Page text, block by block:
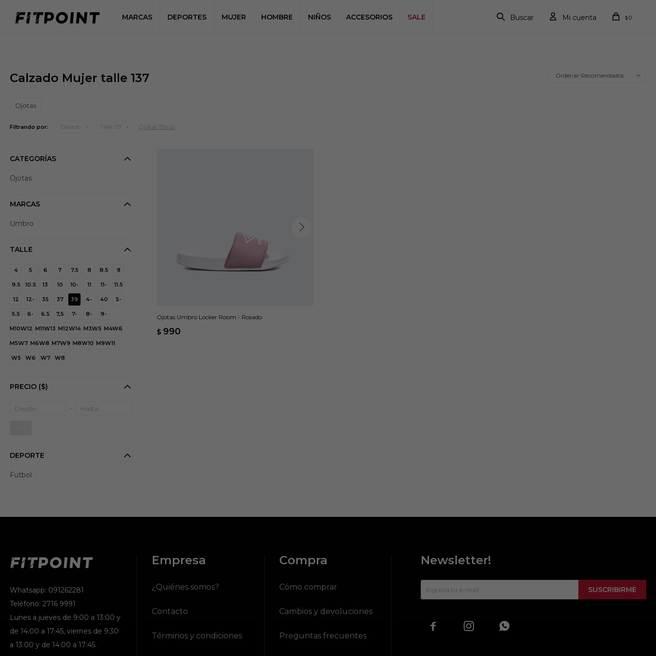
MARCAS DEPORTES MUJER HOMBRE NIÑOS ACCESORIOS SALE $0
Calzado Mujer talle 137 Recomendados
Ojotas
Filtrando por: Calzado Talle 137 Quitar filtros
Ojotas Umbro Locker Room - Rosado
$ 990
CATEGORÍAS
Ojotas
MARCAS
Umbro
TALLE
4 5 6 7 7.5 8 8.5 9
9.5 10.5 13 10 10- 11 11- 11.5
12 12- 35 37 39 4- 40 5-
5.5 6- 6.5 7,5 7- 8- 9-
M10W12 M11W13 M12W14 M3W5 M4W6
M5W7 M6W8 M7W9 M8W10 M9W11
W5 W6 W7 W8
PRECIO ($)
DEPORTE
Futbol
Whatsapp: 091262281
Teléfono: 2716 9991
Lunes a jueves de 9:00 a 13:00 y
de 14:00 a 17:45, viernes de 9:30
a 13:00 y de 14:00 a 17:45.
Empresa
¿Quiénes somos?
Contacto
Términos y condiciones
Compra
Cómo comprar
Cambios y devoluciones
Preguntas frecuentes
Newsletter!
SUSCRIBIRME
  